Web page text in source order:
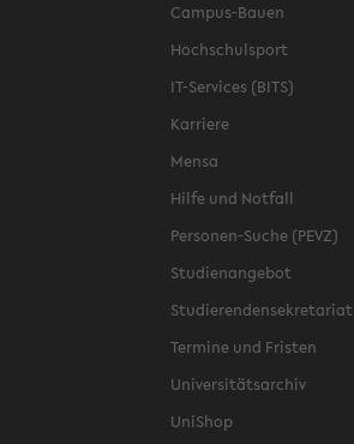
Campus-Bauen
Hochschulsport
IT-Services (BITS)
Karriere
Mensa
Hilfe und Notfall
Personen-Suche (PEVZ)
Studienangebot
Studierendensekretariat
Termine und Fristen
Universitätsarchiv
UniShop